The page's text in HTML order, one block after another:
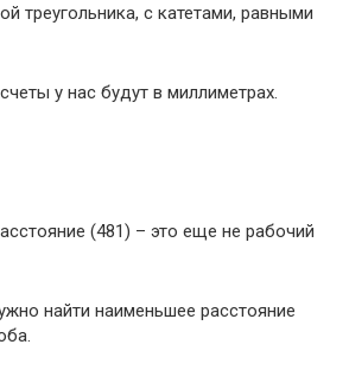
треугольника, с катетами, равными
у нас будут в миллиметрах.
(481) – это еще не рабочий
найти наименьшее расстояние